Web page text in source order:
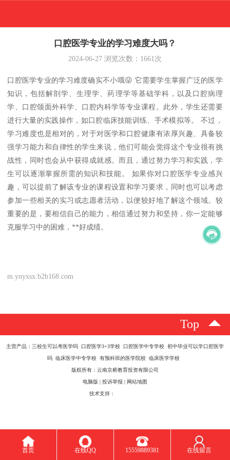
口腔医学专业的学习难度大吗？
2024-06-27 浏览次数： 1661次
口腔医学专业的学习难度确实不小哦😜 它需要学生掌握广泛的医学
知识，包括解剖学、生理学、药理学等基础学科，以及口腔病理
学、口腔颌面外科学、口腔内科学等专业课程。此外，学生还需要
进行大量的实践操作，如口腔临床技能训练、手术模拟等。 不过，
学习难度也是相对的，对于对医学和口腔健康有浓厚兴趣、具备较
强学习能力和自律性的学生来说，他们可能会觉得这个专业很有挑
战性，同时也会从中获得成就感。而且，通过努力学习和实践，学
生可以逐渐掌握所需的知识和技能。 如果你对口腔医学专业感兴
趣，可以提前了解该专业的课程设置和学习要求，同时也可以考虑
参加一些相关的实习或志愿者活动，以便较好地了解这个领域。较
重要的是，要相信自己的能力，相信通过努力和坚持，你一定能够
克服学习中的困难，**好成绩。
m.ynyxsx.b2b168.com
Top
主营产品：三校生可以考医学吗 口腔医学3+3学校 口腔医学中专学校 初中毕业可以学口腔医学
吗 临床医学中专学校 有预科班的医学院校 临床医学学校
版权所有：云南京桥教育投资有限公司
电脑版 | 投诉举报 | 网站地图
技术支持：
首页 在线QQ 15559889381 在线留言